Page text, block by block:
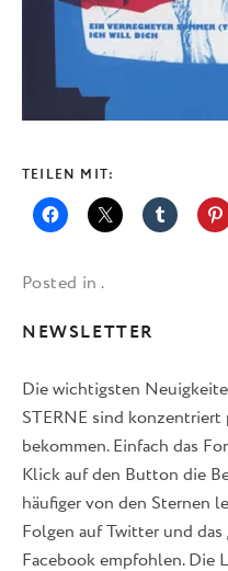
TEILEN MIT:
Posted in .
NEWSLETTER
Die wichtigsten
STERNE sind
bekommen. Einfach das
Klick auf den Button die
häufiger von den Sternen
Folgen auf Twitter und das
Facebook empfohlen. Die